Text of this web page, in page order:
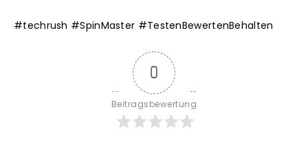
#techrush #SpinMaster #TestenBewertenBehalten
0
Beitragsbewertung